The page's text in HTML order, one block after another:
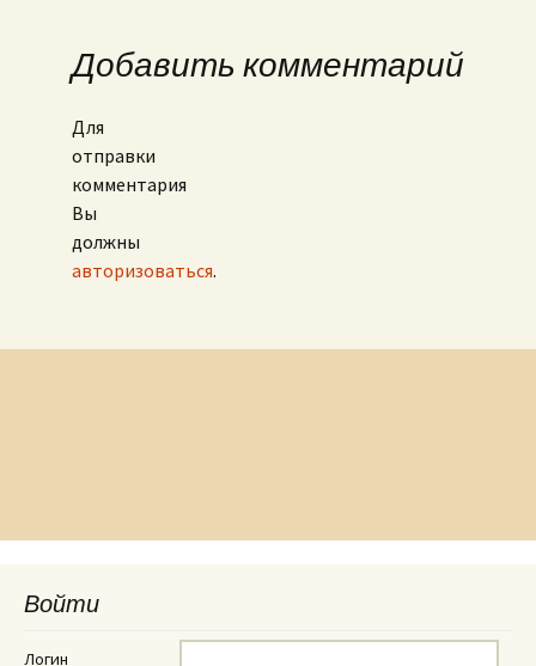
Добавить комментарий
Для
отправки
комментария
Вы
должны
авторизоваться.
Войти
Логин